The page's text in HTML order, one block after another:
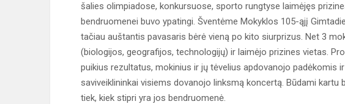
šalies olimpiadose, konkursuose, sporto rungtyse laimėjęs
bendruomenei buvo ypatingi. Šventėme Mokyklos 105-ąjį
tačiau auštantis pavasaris bėrė vieną po kito siurprizus. Net 3
(biologijos, geografijos, technologijų) ir laimėjo prizines vietas.
puikius rezultatus, mokinius ir jų tėvelius apdovanojo padėkomis
saviveiklininkai visiems dovanojo linksmą koncertą. Būdami
tiek, kiek stipri yra jos bendruomenė.